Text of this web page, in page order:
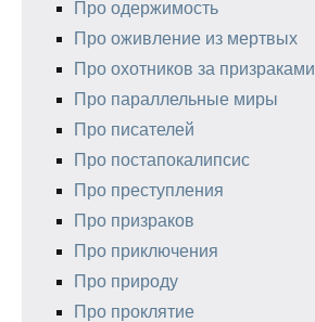
Про одержимость
Про оживление из мертвых
Про охотников за призраками
Про параллельные миры
Про писателей
Про постапокалипсис
Про преступления
Про призраков
Про приключения
Про природу
Про проклятие